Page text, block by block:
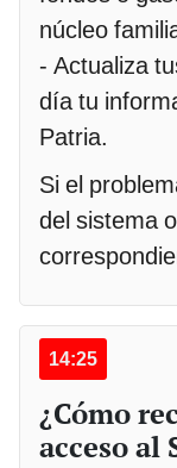
núcleo
- Actualiza
día tu
Patria.
Si el
del sistema
14:25
¿Cómo
acceso al